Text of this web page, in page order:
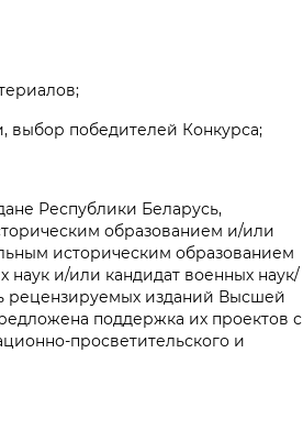
выбор победителей Конкурса;
Республики Беларусь,
образованием и/или
историческим образованием
наук и/или кандидат военных наук/
рецензируемых изданий Высшей
поддержка их проектов с
просветительского и